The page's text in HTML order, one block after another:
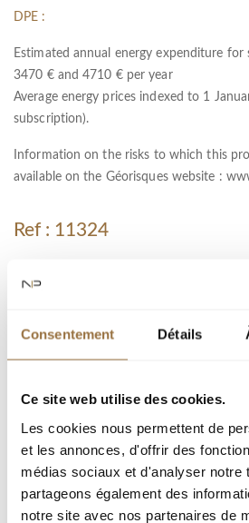
Consentement Détails
Ce site web utilise des cookies.
Les cookies nous permettent de
et les annonces, d'offrir des
médias sociaux et d'analyser notre
partageons également des
notre site avec nos partenaires de
DPE :
Estimated annual energy expenditure for
3470 € and 4710 € per year
Average energy prices indexed to 1
subscription).
Information on the risks to which this
available on the Géorisques website :
Ref : 11324
Площадь : 158.95 m²
Спальня : 3
Тип : 1046 m²
терраса : 21 m²
Добавить к